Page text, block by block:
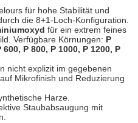
für hohe Stabilität und
die 8+1-Loch-Konfiguration.
für ein extrem feines
Verfügbare Körnungen: P
P 800, P 1000, P 1200, P
nicht explizit im gegebenen
Mikrofinish und Reduzierung
Harze.
Staubabsaugung mit